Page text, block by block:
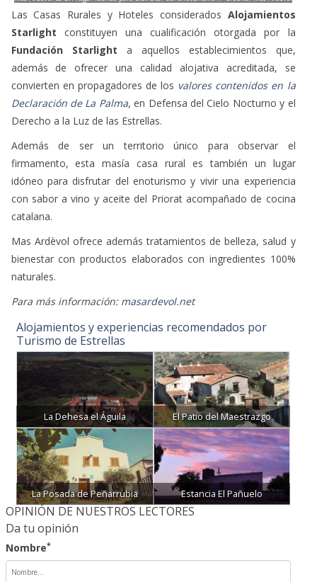
Las Casas Rurales y Hoteles considerados
Alojamientos
Starlight
constituyen una cualificación otorgada por la
Fundación Starlight
a aquellos establecimientos que,
además de ofrecer una calidad alojativa acreditada, se
convierten en propagadores de los
valores contenidos en la
Declaración de La Palma , en Defensa del Cielo Nocturno y el
Además de ser un territorio único para observar el
firmamento, esta masía casa rural es también un lugar
idóneo para disfrutar del enoturismo y vivir una experiencia
con sabor a vino y aceite del Priorat acompañado de cocina
Mas Ardèvol ofrece además tratamientos de belleza, salud y
bienestar con productos elaborados con ingredientes 100%
masardevol.net
Alojamientos y experiencias recomendados por
Turismo de Estrellas
La Dehesa el Águila El Patio del Maestrazgo
La Posada de Peñarrubia Estancia El Pañuelo
OPINIÓN DE NUESTROS LECTORES
Da tu opinión